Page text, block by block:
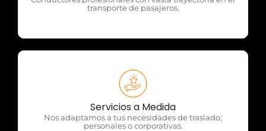
transporte de pasajeros.
Servicios a Medida
Nos adaptamos a tus necesidades de traslado;
personales o corporativas.
OTP Servicios